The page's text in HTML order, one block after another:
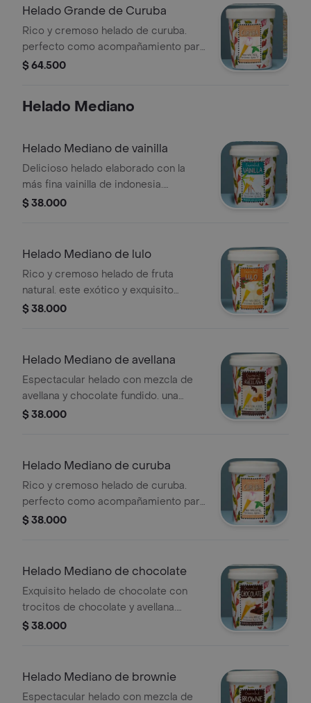
Helado Grande de Curuba
Rico y cremoso helado de curuba.
perfecto como acompañamiento para
nuestros pies. peso neto:760gr,
$ 64.500
Helado Mediano
Helado Mediano de vainilla
Delicioso helado elaborado con la
más fina vainilla de indonesia.
perfecto para acompañar los
$ 38.000
Helado Mediano de lulo
Rico y cremoso helado de fruta
natural. este exótico y exquisito
producto tiene la acidez perfecta del
aprox 8
$ 38.000
Helado Mediano de avellana
Espectacular helado con mezcla de
avellana y chocolate fundido. una
mezcla indescriptible al paladar. peso
$ 38.000
Helado Mediano de curuba
Rico y cremoso helado de curuba.
perfecto como acompañamiento para
nuestros pies. peso neto:320gr
$ 38.000
Helado Mediano de chocolate
Exquisito helado de chocolate con
trocitos de chocolate y avellana.
perfecto para los amantes del
$ 38.000
Helado Mediano de brownie
Espectacular helado con mezcla de